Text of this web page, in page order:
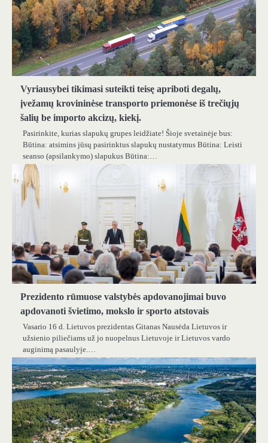
Vyriausybei tikimasi suteikti teisę apriboti degalų,
įvežamų krovininėse transporto priemonėse iš trečiųjų
šalių be importo akcizų, kiekį.
Pasirinkite, kurias slapukų grupes leidžiate! Šioje svetainėje bus:
Būtina: atsimins jūsų pasirinktus slapukų nustatymus Būtina: Leisti
seanso (apsilankymo) slapukus Būtina:…
Prezidento rūmuose valstybės apdovanojimai buvo
apdovanoti švietimo, mokslo ir sporto atstovais
Vasario 16 d. Lietuvos prezidentas Gitanas Nausėda Lietuvos ir
užsienio piliečiams už jo nuopelnus Lietuvoje ir Lietuvos vardo
auginimą pasaulyje.…